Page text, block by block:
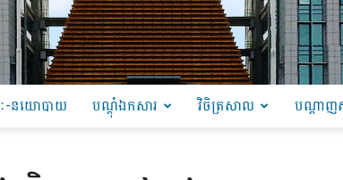
-នយោបាយ បណ្ដុំឯកសារ វិចិត្រសាល បណ្តាញ